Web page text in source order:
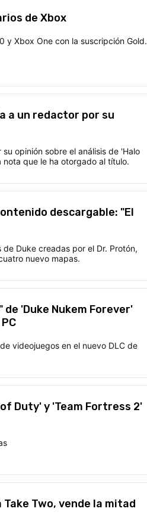
de Xbox
y Xbox One con la suscripción Gold.
a un redactor por su
opinión sobre el análisis de 'Halo
que le ha otorgado al título.
descargable: "El
Duke creadas por el Dr. Protón,
nuevo mapas.
de 'Duke Nukem Forever'
videojuegos en el nuevo DLC de
Duty' y 'Team Fortress 2'
Two, vende la mitad